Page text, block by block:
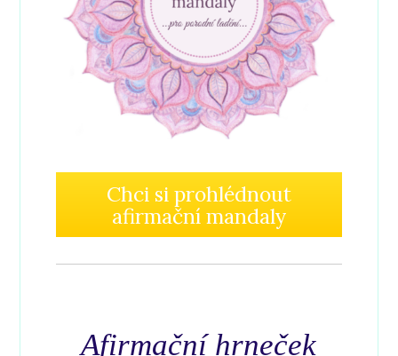
Chci si prohlédnout
afirmační mandaly
Afirmační hrneček